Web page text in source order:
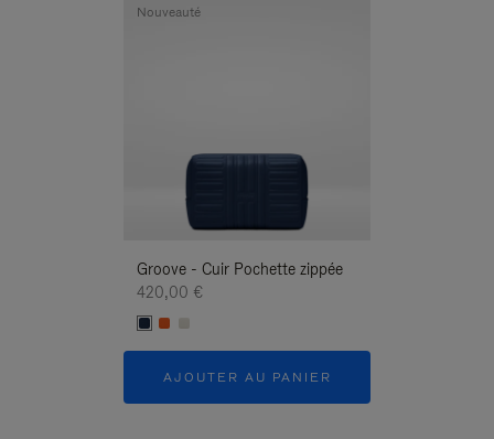
Groove - Cuir Pochette zippée
420,00 €
AJOUTER AU PANIER
Nouveauté